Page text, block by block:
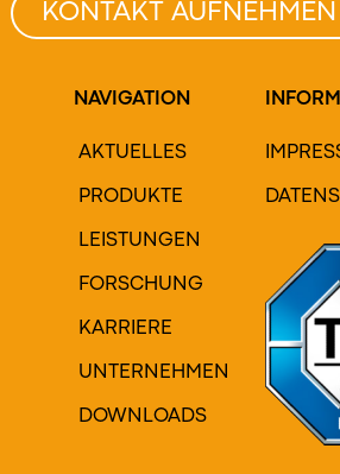
KONTAKT AUFNEHMEN
NAVIGATION
AKTUELLES
PRODUKTE
LEISTUNGEN
FORSCHUNG
KARRIERE
UNTERNEHMEN
DOWNLOADS